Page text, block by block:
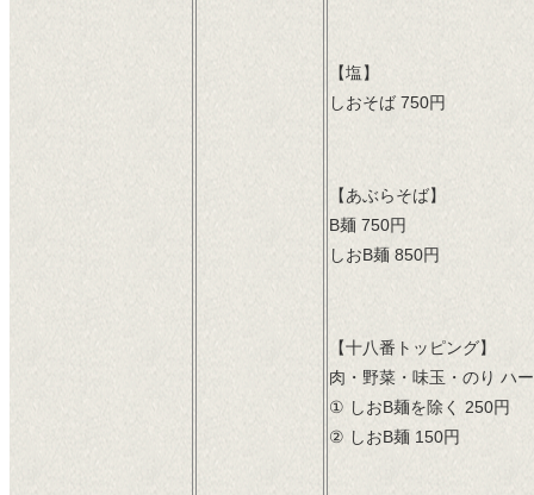
【塩】
しおそば 750円
【あぶらそば】
B麺 750円
しおB麺 850円
【十八番トッピング】
肉・野菜・味玉・のり ハ
① しおB麺を除く 250円
② しおB麺 150円